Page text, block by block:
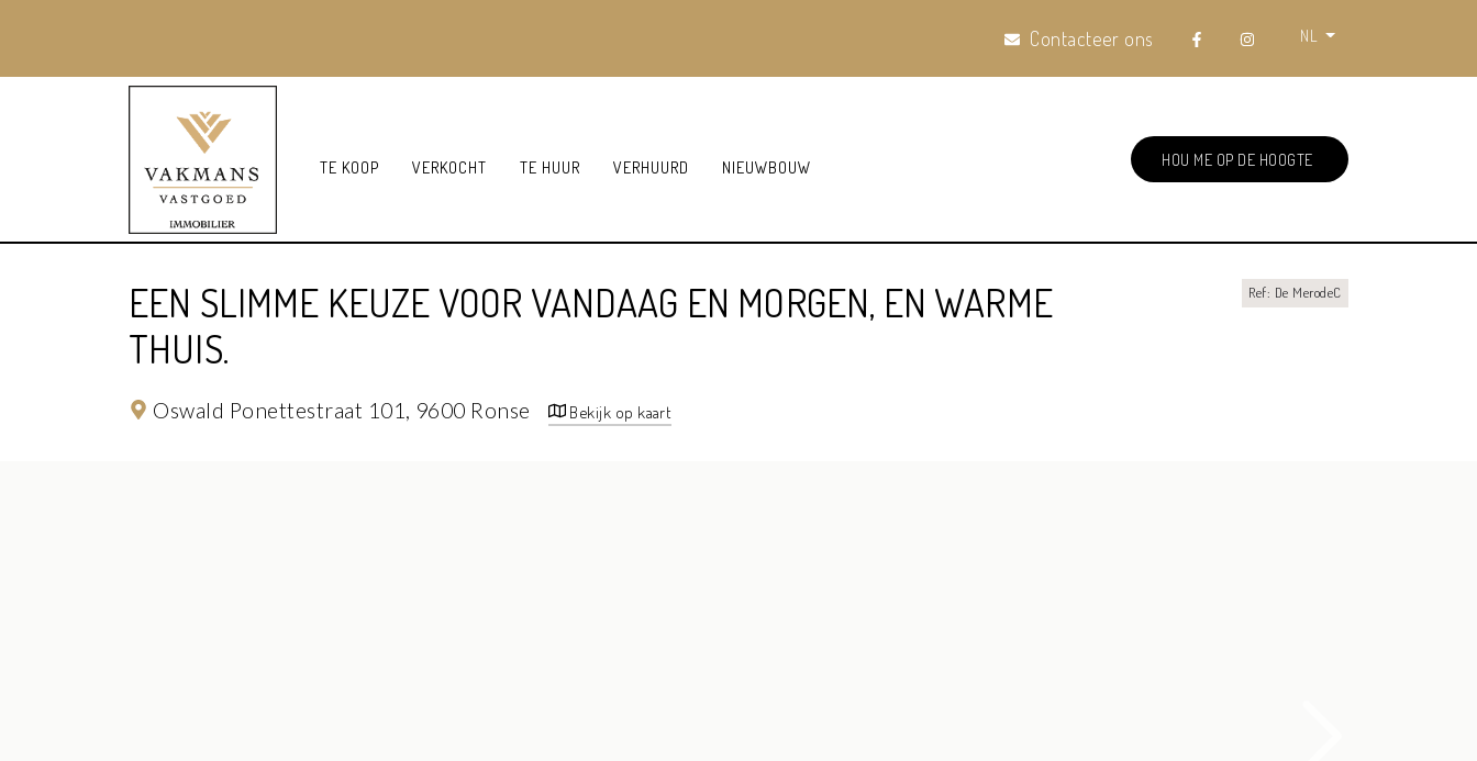
Contacteer ons NL
TE KOOP VERKOCHT TE HUUR VERHUURD NIEUWBOUW HOU ME OP DE HOOGTE
EEN SLIMME KEUZE VOOR VANDAAG EN MORGEN, EN WARME
THUIS.
Oswald Ponettestraat 101, 9600 Ronse Bekijk op kaart
Ref: De MerodeC